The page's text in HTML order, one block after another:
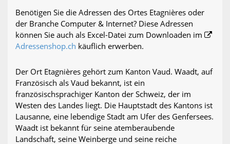
Benötigen Sie die Adressen des Ortes Etagnières oder
der Branche Computer & Internet? Diese Adressen
können Sie auch als Excel-Datei zum Downloaden im
Adressenshop.ch käuflich erwerben.
Der Ort Etagnières gehört zum Kanton Vaud. Waadt, auf
Französisch als Vaud bekannt, ist ein
französischsprachiger Kanton der Schweiz, der im
Westen des Landes liegt. Die Hauptstadt des Kantons ist
Lausanne, eine lebendige Stadt am Ufer des Genfersees.
Waadt ist bekannt für seine atemberaubende
Landschaft, seine Weinberge und seine reiche